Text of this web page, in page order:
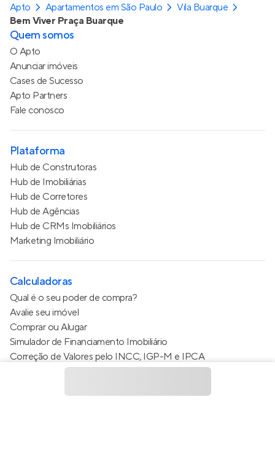
Apto Apartamentos em São Paulo
Vila Buarque
Bem Viver Praça Buarque
Quem somos
O Apto
Anunciar imóveis
Cases de Sucesso
Apto Partners
Fale conosco
Plataforma
Hub de Construtoras
Hub de Imobiliárias
Hub de Corretores
Hub de Agências
Hub de CRMs Imobiliários
Marketing Imobiliário
Calculadoras
Qual é o seu poder de compra?
Avalie seu imóvel
Comprar ou Alugar
Simulador de Financiamento Imobiliário
Correção de Valores pelo INCC, IGP-M e IPCA
Estimativa de valor do condomínio